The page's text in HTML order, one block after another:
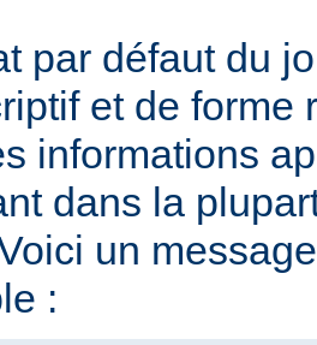
par défaut du
et de forme
informations
dans la
un
: